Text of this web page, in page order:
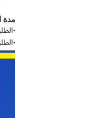
مدة
•
•